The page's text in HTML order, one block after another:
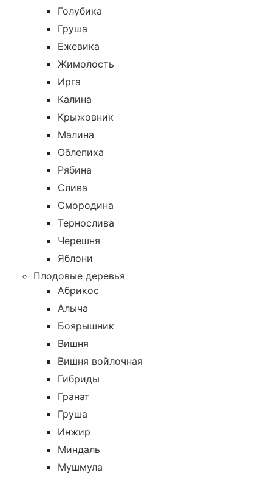
Голубика
Груша
Ежевика
Жимолость
Ирга
Калина
Крыжовник
Малина
Облепиха
Рябина
Слива
Смородина
Тернослива
Черешня
Яблони
Плодовые деревья
Абрикос
Алыча
Боярышник
Вишня
Вишня войлочная
Гибриды
Гранат
Груша
Инжир
Миндаль
Мушмула